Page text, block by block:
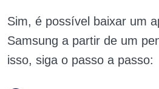
Sim, é possível baixar um
Samsung a partir de um
isso, siga o passo a passo: